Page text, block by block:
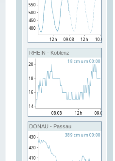
RHEIN - Koblenz
DONAU - Passau